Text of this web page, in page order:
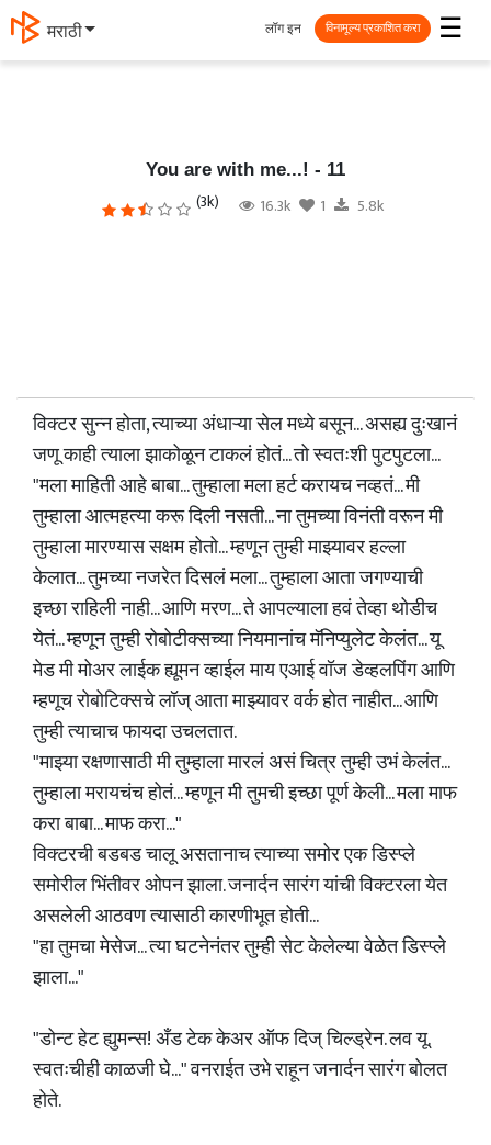
मराठी ☰
लॉग इन विनामूल्य प्रकाशित करा
You are with me...! - 11
(3k) 16.3k 1 5.8k
विक्टर सुन्न होता, त्याच्या अंधाऱ्या सेल मध्ये बसून... असह्य दुःखानं
जणू काही त्याला झाकोळून टाकलं होतं... तो स्वतःशी पुटपुटला...
"मला माहिती आहे बाबा... तुम्हाला मला हर्ट करायच नव्हतं... मी
तुम्हाला आत्महत्या करू दिली नसती... ना तुमच्या विनंती वरून मी
तुम्हाला मारण्यास सक्षम होतो... म्हणून तुम्ही माझ्यावर हल्ला
केलात... तुमच्या नजरेत दिसलं मला... तुम्हाला आता जगण्याची
इच्छा राहिली नाही... आणि मरण... ते आपल्याला हवं तेव्हा थोडीच
येतं... म्हणून तुम्ही रोबोटीक्सच्या नियमानांच मॅनिप्युलेट केलंत... यू
मेड मी मोअर लाईक ह्यूमन व्हाईल माय एआई वॉज डेव्हलपिंग आणि
म्हणूच रोबोटिक्सचे लॉज् आता माझ्यावर वर्क होत नाहीत... आणि
तुम्ही त्याचाच फायदा उचलतात.
"माझ्या रक्षणासाठी मी तुम्हाला मारलं असं चित्र तुम्ही उभं केलंत...
तुम्हाला मरायचंच होतं... म्हणून मी तुमची इच्छा पूर्ण केली... मला माफ
करा बाबा... माफ करा..."
विक्टरची बडबड चालू असतानाच त्याच्या समोर एक डिस्प्ले
समोरील भिंतीवर ओपन झाला. जनार्दन सारंग यांची विक्टरला येत
असलेली आठवण त्यासाठी कारणीभूत होती...
"हा तुमचा मेसेज... त्या घटनेनंतर तुम्ही सेट केलेल्या वेळेत डिस्प्ले
झाला..."
"डोन्ट हेट ह्युमन्स! अँड टेक केअर ऑफ दिज् चिल्ड्रेन. लव यू.
स्वतःचीही काळजी घे..." वनराईत उभे राहून जनार्दन सारंग बोलत
होते.